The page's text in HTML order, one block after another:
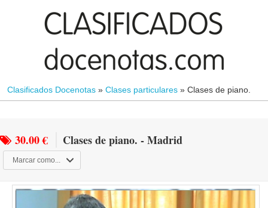
Clasificados Docenotas » Clases particulares » Clases de piano.
30.00 € Clases de piano. - Madrid
Marcar como...